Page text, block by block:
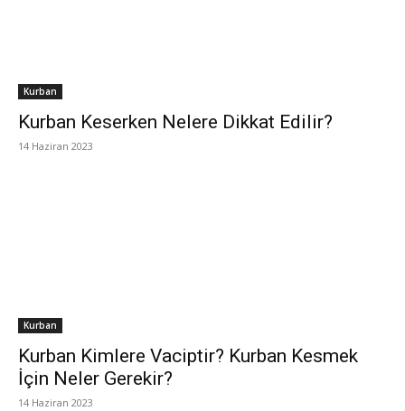
Kurban
Kurban Keserken Nelere Dikkat Edilir?
14 Haziran 2023
Kurban
Kurban Kimlere Vaciptir? Kurban Kesmek
İçin Neler Gerekir?
14 Haziran 2023